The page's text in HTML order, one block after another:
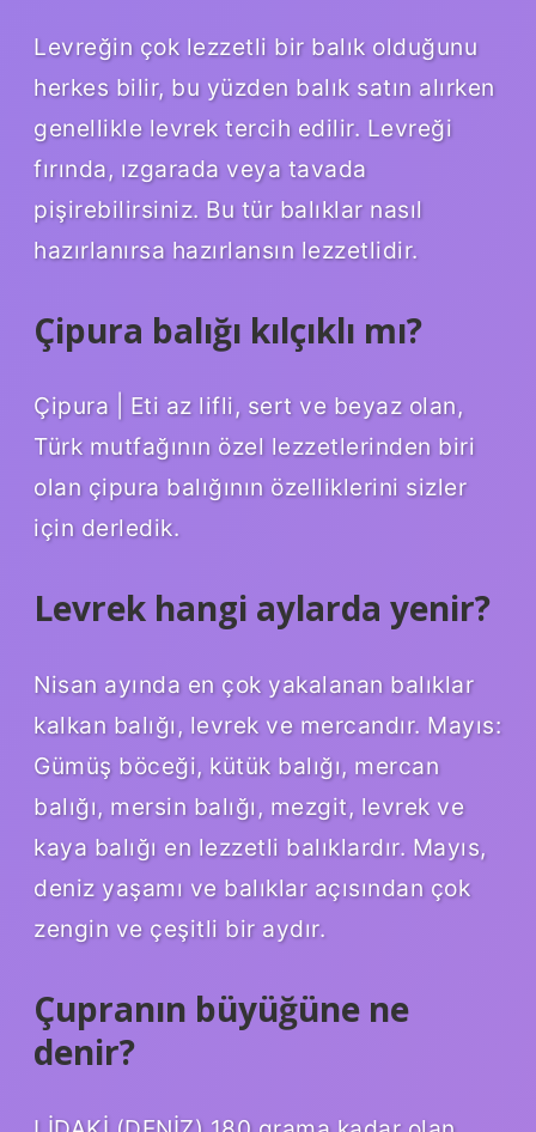
Levreğin çok lezzetli bir balık olduğunu
herkes bilir, bu yüzden balık satın alırken
genellikle levrek tercih edilir. Levreği
fırında, ızgarada veya tavada
pişirebilirsiniz. Bu tür balıklar nasıl
hazırlanırsa hazırlansın lezzetlidir.
Çipura balığı kılçıklı mı?
Çipura | Eti az lifli, sert ve beyaz olan,
Türk mutfağının özel lezzetlerinden biri
olan çipura balığının özelliklerini sizler
için derledik.
Levrek hangi aylarda yenir?
Nisan ayında en çok yakalanan balıklar
kalkan balığı, levrek ve mercandır. Mayıs:
Gümüş böceği, kütük balığı, mercan
balığı, mersin balığı, mezgit, levrek ve
kaya balığı en lezzetli balıklardır. Mayıs,
deniz yaşamı ve balıklar açısından çok
zengin ve çeşitli bir aydır.
Çupranın büyüğüne ne
denir?